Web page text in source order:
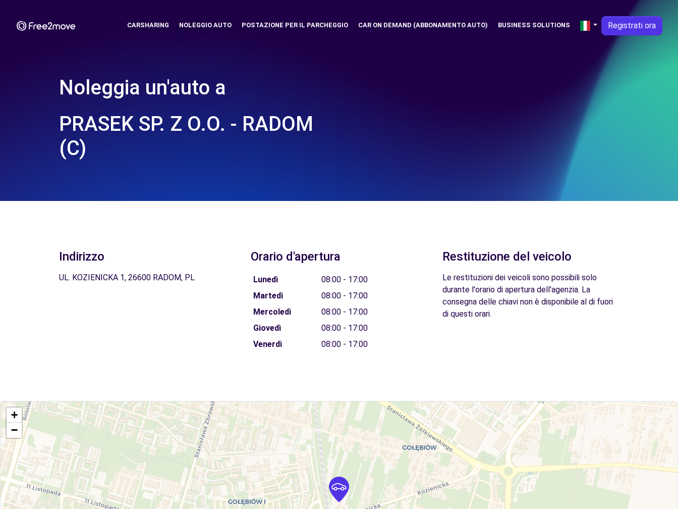
CARSHARING NOLEGGIO AUTO POSTAZIONE PER IL PARCHEGGIO CAR ON DEMAND (ABBONAMENTO AUTO) BUSINESS SOLUTIONS Registrati ora
Noleggia un'auto a
PRASEK SP. Z O.O. - RADOM
(C)
Indirizzo
UL. KOZIENICKA 1, 26600 RADOM, PL
Orario d'apertura
Lunedì
08:00 - 17:00
Martedì
08:00 - 17:00
Mercoledì
08:00 - 17:00
Giovedì
08:00 - 17:00
Venerdì
08:00 - 17:00
Restituzione del veicolo
Le restituzioni dei veicoli sono possibili solo
durante l'orario di apertura dell'agenzia. La
consegna delle chiavi non è disponibile al di fuori
di questi orari.
+
−